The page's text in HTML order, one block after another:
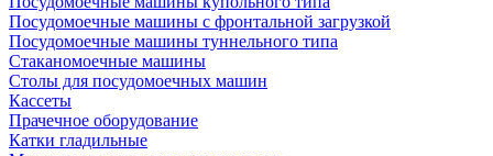
Посудомоечные машины с фронтальной загрузкой
Посудомоечные машины туннельного типа
Стаканомоечные машины
Столы для посудомоечных машин
Кассеты
Прачечное оборудование
Катки гладильные